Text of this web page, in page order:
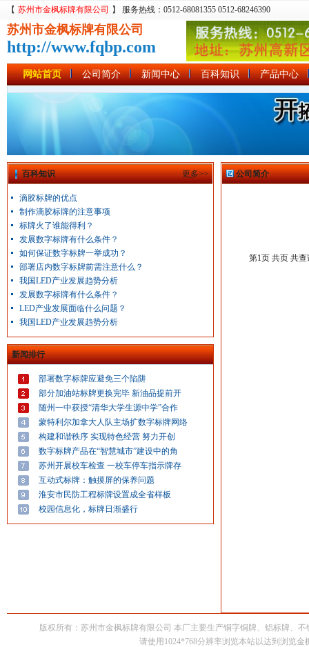
【 苏州市金枫标牌有限公司 】 服务热线：0512-68081355 0512-68246390
苏州市金枫标牌有限公司
http://www.fqbp.com
网站首页 公司简介 新闻中心 百科知识 产品中心
百科知识 更多>>
滴胶标牌的优点
制作滴胶标牌的注意事项
标牌火了谁能得利？
发展数字标牌有什么条件？
如何保证数字标牌一举成功？
部署店内数字标牌前需注意什么？
我国LED产业发展趋势分析
发展数字标牌有什么条件？
LED产业发展面临什么问题？
我国LED产业发展趋势分析
新闻排行
部署数字标牌应避免三个陷阱
部分加油站标牌更换完毕 新油品提前开
随州一中获授“清华大学生源中学”合作
蒙特利尔加拿大人队主场扩数字标牌网络
构建和谐秩序 实现特色经营 努力开创
数字标牌产品在“智慧城市”建设中的角
苏州开展校车检查 一校车停车指示牌存
互动式标牌：触摸屏的保养问题
淮安市民防工程标牌设置成全省样板
校园信息化，标牌日渐盛行
公司简介
第1页 共页 共
版权所有：苏州市金枫标牌有限公司 本厂主要生产铜字铜牌、铝标牌、
请使用1024*768分辨率浏览本站以达到浏览